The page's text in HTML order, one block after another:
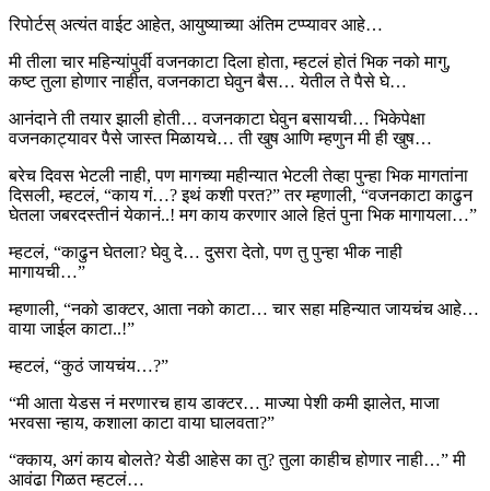
रिपोर्टस् अत्यंत वाईट आहेत, आयुष्याच्या अंतिम टप्प्यावर आहे…
मी तीला चार महिन्यांपुर्वी वजनकाटा दिला होता, म्हटलं होतं भिक नको मागु,
कष्ट तुला होणार नाहीत, वजनकाटा घेवुन बैस… येतील ते पैसे घे…
आनंदाने ती तयार झाली होती… वजनकाटा घेवुन बसायची… भिकेपेक्षा
वजनकाट्यावर पैसे जास्त मिळायचे… ती खुष आणि म्हणुन मी ही खुष…
बरेच दिवस भेटली नाही, पण मागच्या महीन्यात भेटली तेव्हा पुन्हा भिक मागतांना
दिसली, म्हटलं, “काय गं…? इथं कशी परत?” तर म्हणाली, “वजनकाटा काढुन
घेतला जबरदस्तीनं येकानं..! मग काय करणार आले हितं पुना भिक मागायला…”
म्हटलं, “काढुन घेतला? घेवु दे… दुसरा देतो, पण तु पुन्हा भीक नाही
मागायची…”
म्हणाली, “नको डाक्टर, आता नको काटा… चार सहा महिन्यात जायचंच आहे…
वाया जाईल काटा..!”
म्हटलं, “कुठं जायचंय…?”
“मी आता येडस नं मरणारच हाय डाक्टर… माज्या पेशी कमी झालेत, माजा
भरवसा न्हाय, कशाला काटा वाया घालवता?”
“क्काय, अगं काय बोलते? येडी आहेस का तु? तुला काहीच होणार नाही…” मी
आवंढा गिळत म्हटलं…